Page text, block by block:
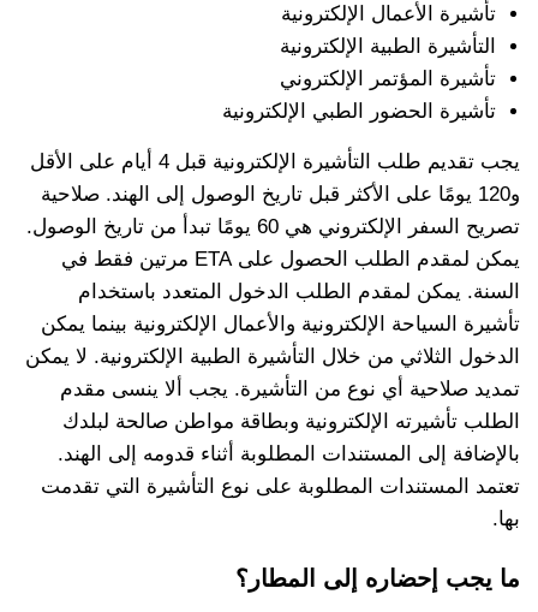
تأشيرة الأعمال الإلكترونية
التأشيرة الطبية الإلكترونية
تأشيرة المؤتمر الإلكتروني
تأشيرة الحضور الطبي الإلكترونية
يجب تقديم طلب التأشيرة الإلكترونية قبل 4 أيام على الأقل
و120 يومًا على الأكثر قبل تاريخ الوصول إلى الهند. صلاحية
تصريح السفر الإلكتروني هي 60 يومًا تبدأ من تاريخ الوصول.
يمكن لمقدم الطلب الحصول على ETA مرتين فقط في
السنة. يمكن لمقدم الطلب الدخول المتعدد باستخدام
تأشيرة السياحة الإلكترونية والأعمال الإلكترونية بينما يمكن
الدخول الثلاثي من خلال التأشيرة الطبية الإلكترونية. لا يمكن
تمديد صلاحية أي نوع من التأشيرة. يجب ألا ينسى مقدم
الطلب تأشيرته الإلكترونية وبطاقة مواطن صالحة لبلدك
بالإضافة إلى المستندات المطلوبة أثناء قدومه إلى الهند.
تعتمد المستندات المطلوبة على نوع التأشيرة التي تقدمت
بها.
ما يجب إحضاره إلى المطار؟